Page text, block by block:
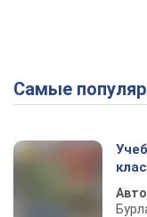
Самые